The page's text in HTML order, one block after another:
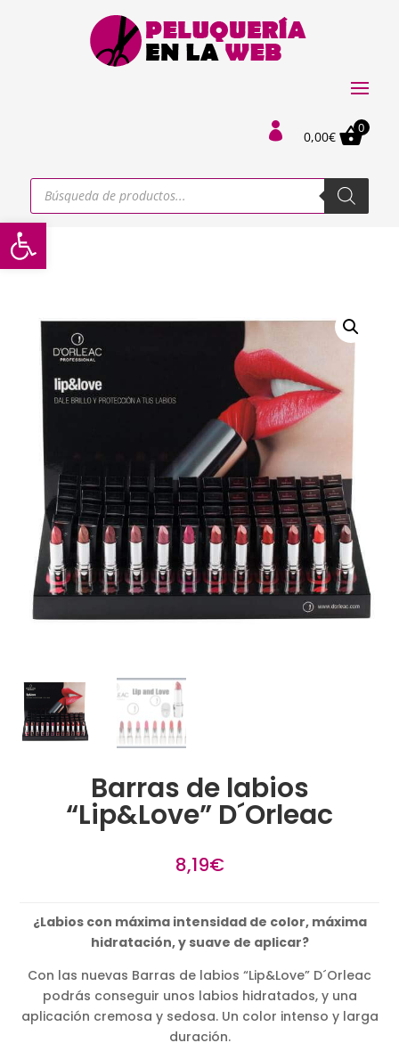
Abrir barra de herramientas
 0,00€
0
Búsqueda
productos
Barras de labios
“Lip&Love” D´Orleac
8,19€
¿Labios con máxima intensidad de color, máxima
hidratación, y suave de aplicar?
Con las nuevas Barras de labios “Lip&Love” D´Orleac
podrás conseguir unos labios hidratados, y una
aplicación cremosa y sedosa. Un color intenso y larga
duración.